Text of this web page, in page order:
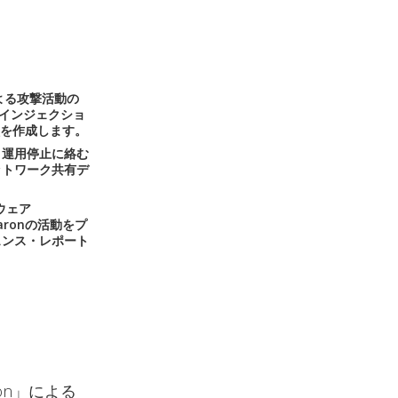
攻撃活動の
ンジェクショ
作成します。
用停止に絡む
ワーク共有デ
ェア
の活動をプ
ス・レポート
」による